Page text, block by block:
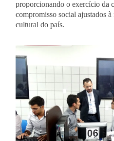
proporcionando o exercício da
compromisso social ajustados
cultural do país.